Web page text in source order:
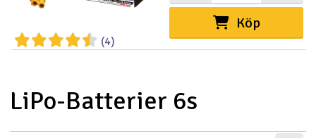
(4)
Köp
LiPo-Batterier 6s